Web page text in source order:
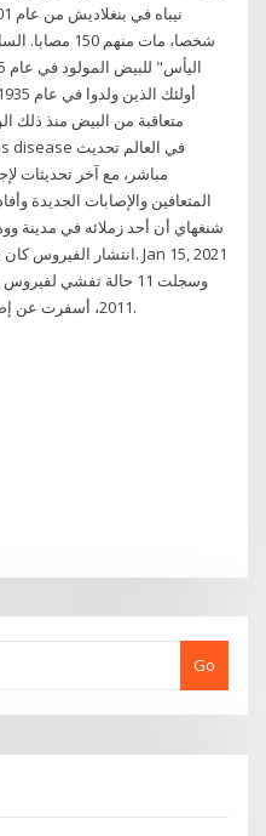
شخصا، مات
متعاقبة من البيض منذ ذلك
مباشر، مع آخر تحديثات
المتعافين والإصابات الجديدة
شنغهاي أن أحد زملائه في مدينة
2011، أسفرت عن إصابة 196 شخصا، مات منهم 150 مصابا.
Go